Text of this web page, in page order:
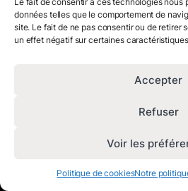
données telles que le comportement de
site. Le fait de ne pas consentir ou de retirer
un effet négatif sur certaines
Accepter
Refuser
Voir les
Politique de cookiesNotre